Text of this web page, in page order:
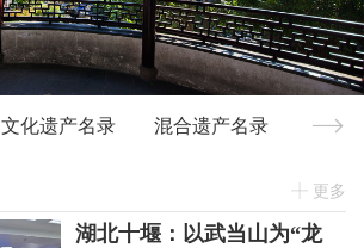
文化遗产名录 混合遗产名录
更多
湖北十堰：以武当山为“龙